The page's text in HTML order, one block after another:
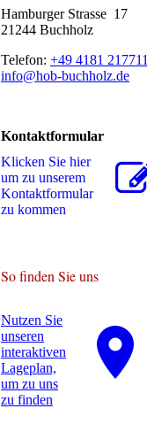
Hamburger Strasse 17
21244 Buchholz
Telefon: +49 4181 217711
info@hob-buchholz.de
Kontaktformular
Klicken Sie hier
um zu unserem
Kon­takt­for­mu­lar
zu kommen
So finden Sie uns
Nutzen Sie
unseren
interaktiven
La­ge­plan,
um zu uns
zu finden